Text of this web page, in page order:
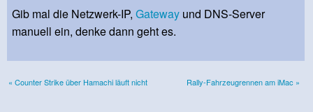
Gib mal die Netzwerk-IP, Gateway und DNS-Server
manuell ein, denke dann geht es.
« Counter Strike über Hamachi läuft nicht Rally-Fahrzeugrennen am iMac »